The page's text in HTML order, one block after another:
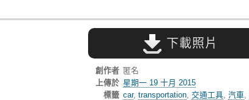
下載照片
創作者 匿名
上傳於 星期一 19 十月 2015
標籤 car, transportation 交通工具 汽車